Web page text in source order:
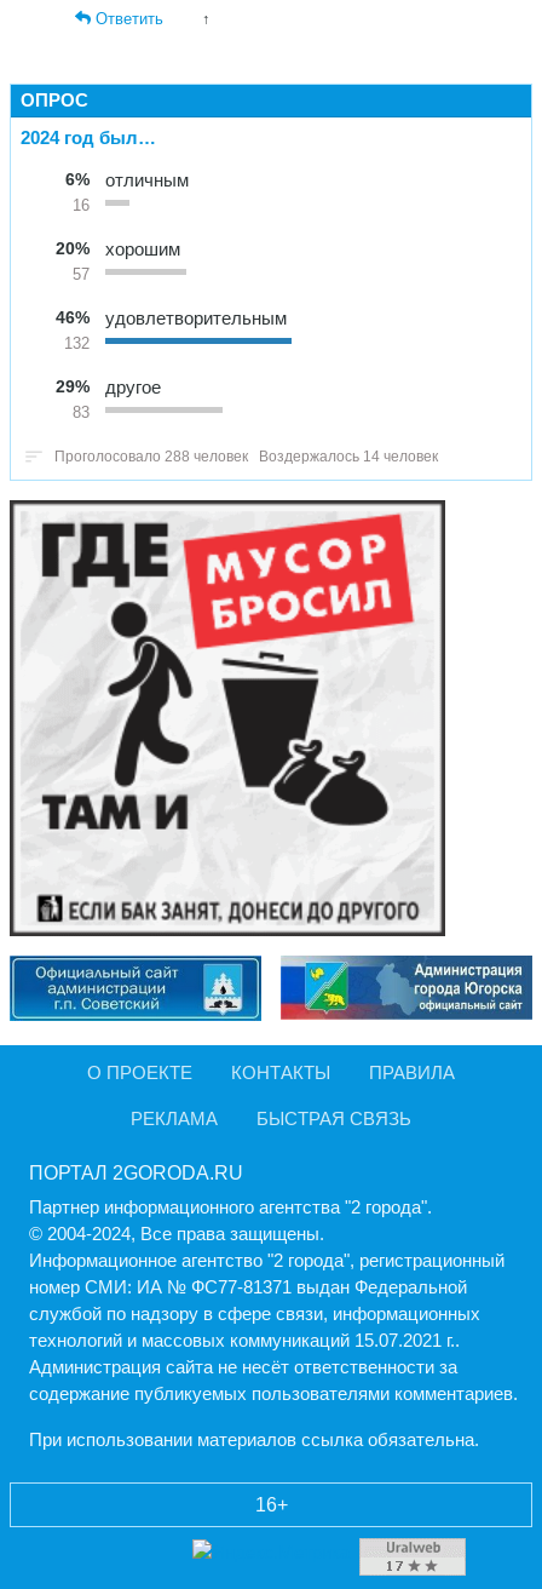
Ответить ↑
ОПРОС
2024 год был…
6%
16
отличным
20%
57
хорошим
46%
132
удовлетворительным
29%
83
другое
Проголосовало 288 человек Воздержалось 14 человек
О ПРОЕКТЕ КОНТАКТЫ ПРАВИЛА
РЕКЛАМА БЫСТРАЯ СВЯЗЬ
ПОРТАЛ 2GORODA.RU
Партнер информационного агентства "2 города".
© 2004-2024, Все права защищены.
Информационное агентство "2 города", регистрационный
номер СМИ: ИА № ФС77-81371 выдан Федеральной
службой по надзору в сфере связи, информационных
технологий и массовых коммуникаций 15.07.2021 г..
Администрация cайта не несёт ответственности за
содержание публикуемых пользователями комментариев.
При использовании материалов ссылка обязательна.
16+